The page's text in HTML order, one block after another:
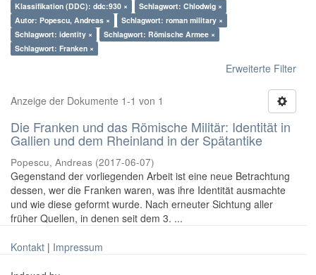
Klassifikation (DDC): ddc:930 ×
Schlagwort: Chlodwig ×
Autor: Popescu, Andreas ×
Schlagwort: roman military ×
Schlagwort: identity ×
Schlagwort: Römische Armee ×
Schlagwort: Franken ×
Erweiterte Filter
Anzeige der Dokumente 1-1 von 1
Die Franken und das Römische Militär: Identität in
Gallien und dem Rheinland in der Spätantike
Popescu, Andreas (2017-06-07)
Gegenstand der vorliegenden Arbeit ist eine neue Betrachtung
dessen, wer die Franken waren, was ihre Identität ausmachte
und wie diese geformt wurde. Nach erneuter Sichtung aller
früher Quellen, in denen seit dem 3. ...
Kontakt | Impressum